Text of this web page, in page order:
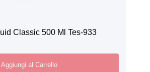
Classic 500 Ml Tes-933
Aggiungi al Carrello